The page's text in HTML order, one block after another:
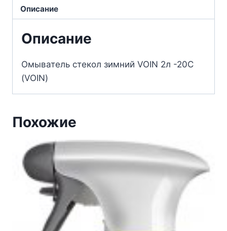
Описание
Описание
Омыватель стекол зимний VOIN 2л -20С
(VOIN)
Похожие